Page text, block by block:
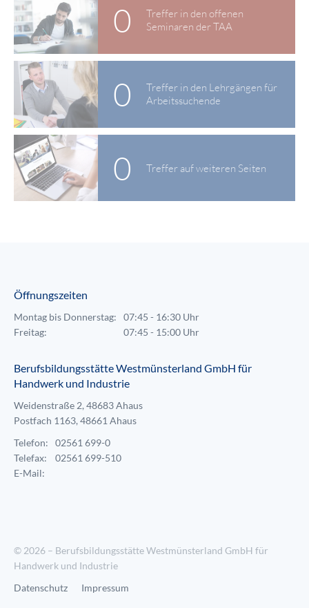
0
Treffer in den offenen
Seminaren der TAA
0
Treffer in den Lehrgängen für
Arbeitssuchende
0 Treffer auf weiteren Seiten
Öffnungszeiten
Montag bis Donnerstag:
07:45 - 16:30 Uhr
Freitag:
07:45 - 15:00 Uhr
Berufsbildungsstätte Westmünsterland GmbH für
Handwerk und Industrie
Weidenstraße 2, 48683 Ahaus
Postfach 1163, 48661 Ahaus
Telefon:
02561 699-0
Telefax:
02561 699-510
E-Mail:
© 2026 – Berufsbildungsstätte Westmünsterland GmbH für
Handwerk und Industrie
Datenschutz
Impressum